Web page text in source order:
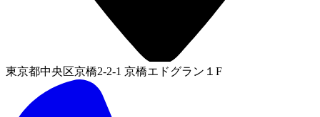
東京都中央区京橋2-2-1 京橋エドグラン１F